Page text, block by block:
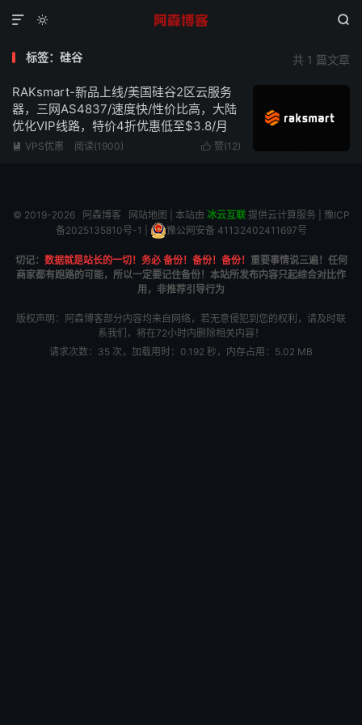
 

共 1 篇文章
标签：硅谷
RAKsmart-新品上线/美国硅谷2区云服务
器，三网AS4837/速度快/性价比高，大陆
优化VIP线路，特价4折优惠低至$3.8/月
 赞(12)
 VPS优惠 阅读(1900)
© 2019-2026 阿森博客 网站地图 | 本站由 冰云互联提供云计算服务 | 豫ICP
备2025135810号-1
豫公网安备 41132402411697号
切记： 数据就是站长的一切！务必 备份！备份！备份！ 重要事情说三遍！任何
商家都有跑路的可能，所以一定要记住备份！本站所发布内容只起综合对比作
用，非推荐引导行为
版权声明：阿森博客部分内容均来自网络，若无意侵犯到您的权利，请及时联
系我们，将在72小时内删除相关内容！
请求次数：35 次，加载用时：0.192 秒，内存占用：5.02 MB